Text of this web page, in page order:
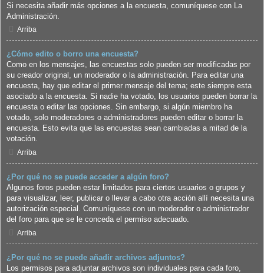
Si necesita añadir más opciones a la encuesta, comuníquese con La
Administración.
Arriba
¿Cómo edito o borro una encuesta?
Como en los mensajes, las encuestas solo pueden ser modificadas por
su creador original, un moderador o la administración. Para editar una
encuesta, hay que editar el primer mensaje del tema; este siempre esta
asociado a la encuesta. Si nadie ha votado, los usuarios pueden borrar la
encuesta o editar las opciones. Sin embargo, si algún miembro ha
votado, solo moderadores o administradores pueden editar o borrar la
encuesta. Esto evita que las encuestas sean cambiadas a mitad de la
votación.
Arriba
¿Por qué no se puede acceder a algún foro?
Algunos foros pueden estar limitados para ciertos usuarios o grupos y
para visualizar, leer, publicar o llevar a cabo otra acción allí necesita una
autorización especial. Comuníquese con un moderador o administrador
del foro para que se le conceda el permiso adecuado.
Arriba
¿Por qué no se puede añadir archivos adjuntos?
Los permisos para adjuntar archivos son individuales para cada foro,